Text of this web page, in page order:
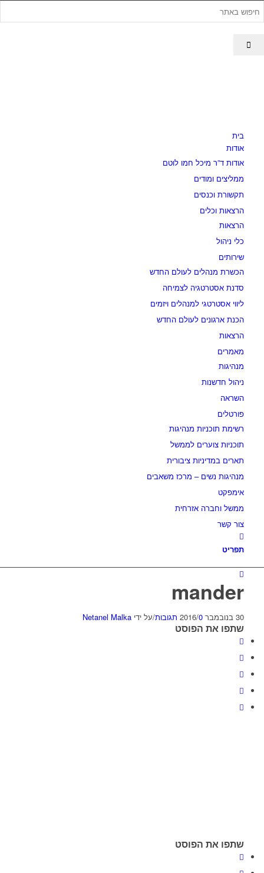
בית
אודות
אודות ד”ר מיכל חמו לוטם
ממליצים ומודים
תקשורת וכנסים
הרצאות וכלים
הרצאות
כלי ניהול
שירותים
הכשרת מנהלים לעולם החדש
סדנת אסטרטגיה לצמיחה
ליווי אסטרטגי למנהלים ויזמים
הכנת ארגונים לעולם החדש
הרצאות
מאמרים
מנהיגות
ניהול חדשנות
השראה
פורטלים
רשימת תוכניות מנהיגות
תוכניות צוערים לממשל
תארים במדיניות ציבורית
מנהיגות נשים – מרכז משאבים
אימפקט
ממשל וחברה אזרחית
צור קשר
תפריט
mander
30 בנובמבר 2016 /0 תגובות /על ידי Netanel Malka
שתפו את הפוסט
שתפו את הפוסט